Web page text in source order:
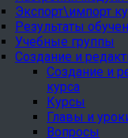
Экспорт\импорт
Результаты
Учебные группы
Создание и
Создание и
курса
Курсы
Главы и
Вопросы